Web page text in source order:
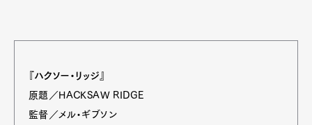
『ハクソー・リッジ』
原題／HACKSAW RIDGE
監督／メル・ギブソン